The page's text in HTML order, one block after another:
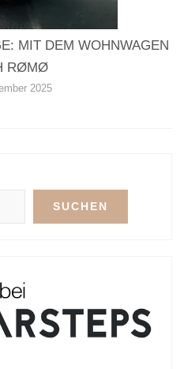
MIT DEM WOHNWAGEN
RØMØ
2025
SUCHEN